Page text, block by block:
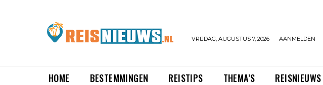
VRIJDAG, AUGUSTUS 7, 2026 AANMELDEN
HOME BESTEMMINGEN REISTIPS THEMA’S REISNIEUWS